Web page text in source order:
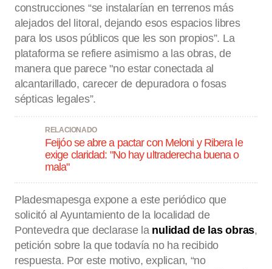
construcciones “se instalarían en terrenos más
alejados del litoral, dejando esos espacios libres
para los usos públicos que les son propios”. La
plataforma se refiere asimismo a las obras, de
manera que parece "no estar conectada al
alcantarillado, carecer de depuradora o fosas
sépticas legales”.
RELACIONADO
Feijóo se abre a pactar con Meloni y Ribera le
exige claridad: "No hay ultraderecha buena o
mala"
Pladesmapesga expone a este periódico que
solicitó al Ayuntamiento de la localidad de
Pontevedra que declarase la nulidad de las obras,
petición sobre la que todavía no ha recibido
respuesta. Por este motivo, explican, “no